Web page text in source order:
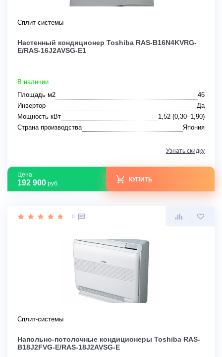
Сплит-системы
Настенный кондиционер Toshiba RAS-B16N4KVRG-
E/RAS-16J2AVSG-E1
В наличии
Площадь м2
46
Инвертор
Да
Мощность кВт
1,52 (0,30–1,90)
Страна производства
Япония
Узнать скидку
Цена:
192 900 руб.
КУПИТЬ
0
Сплит-системы
Напольно-потолочные кондиционеры Toshiba RAS-
B18J2FVG-E/RAS-18J2AVSG-E